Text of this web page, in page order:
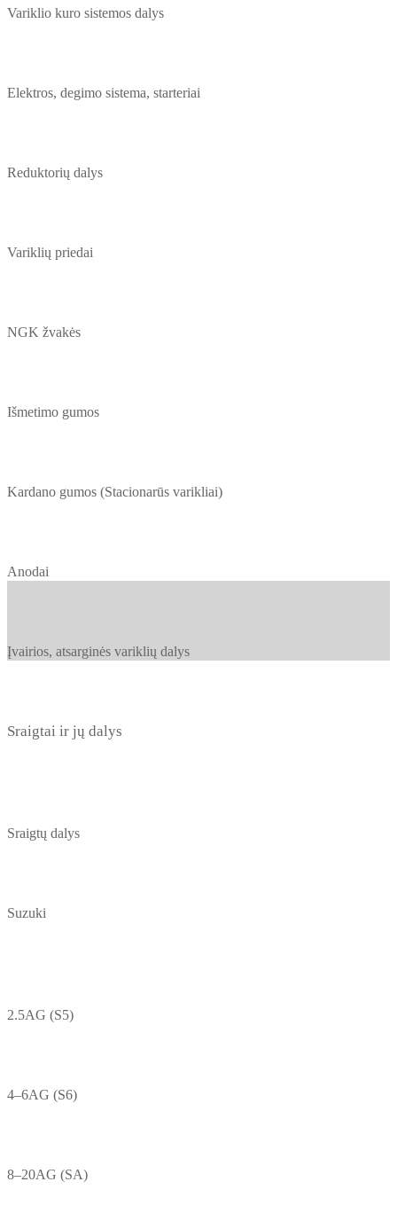
Variklio kuro sistemos dalys
Elektros, degimo sistema, starteriai
Reduktorių dalys
Variklių priedai
NGK žvakės
Išmetimo gumos
Kardano gumos (Stacionarūs varikliai)
Anodai
Įvairios, atsarginės variklių dalys
Sraigtai ir jų dalys
Sraigtų dalys
Suzuki
2.5AG (S5)
4–6AG (S6)
8–20AG (SA)